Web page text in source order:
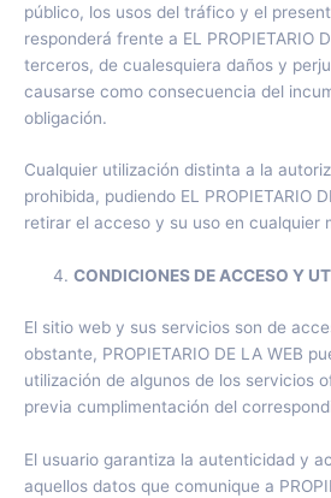
público, los usos del tráfico y el
responderá frente a EL PROPIETARIO
terceros, de cualesquiera daños y
causarse como consecuencia del
obligación.
Cualquier utilización distinta a la
prohibida, pudiendo EL PROPIETARIO
retirar el acceso y su uso en cualquier
CONDICIONES DE ACCESO Y
El sitio web y sus servicios son de
obstante, PROPIETARIO DE LA WEB
utilización de algunos de los servicios
previa cumplimentación del
El usuario garantiza la autenticidad y
aquellos datos que comunique a